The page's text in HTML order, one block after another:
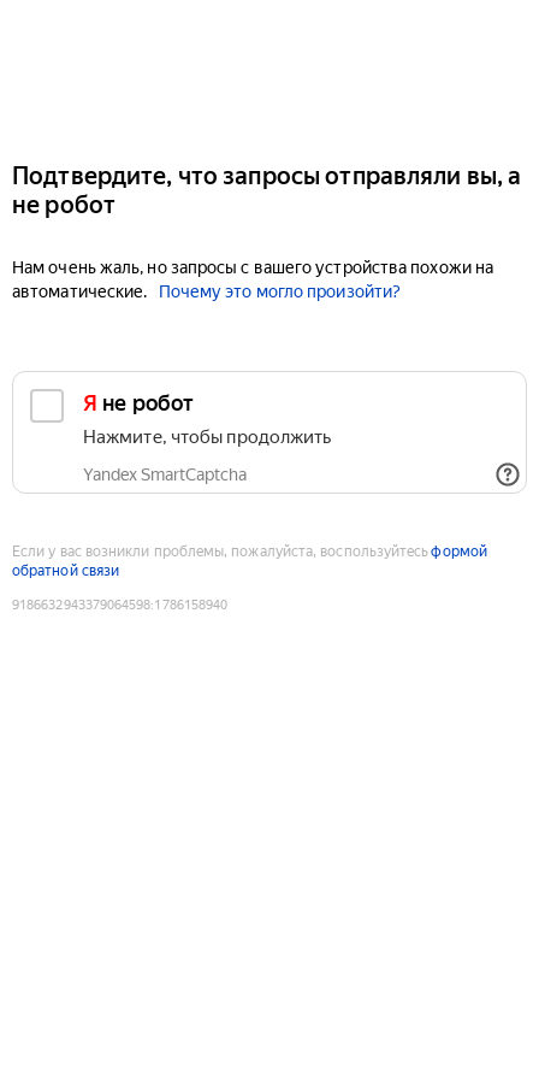
Подтвердите, что запросы отправляли вы, а
не робот
Нам очень жаль, но запросы с вашего устройства похожи на
автоматические.
Почему это могло произойти?
Я не робот
Нажмите, чтобы продолжить
Yandex SmartCaptcha
Если у вас возникли проблемы, пожалуйста, воспользуйтесьформой
обратной связи
9186632943379064598:1786158940